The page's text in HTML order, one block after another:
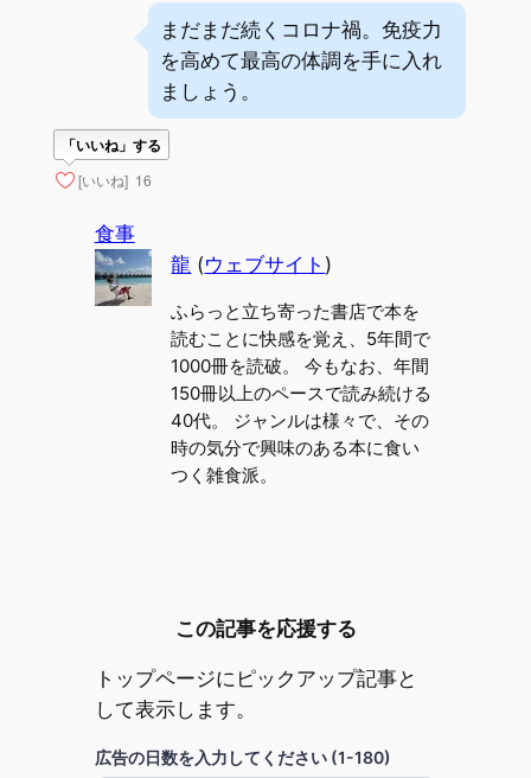
まだまだ続くコロナ禍。免疫力
を高めて最高の体調を手に入れ
ましょう。
「いいね」する
[いいね] 16
食事
龍 (ウェブサイト )
ふらっと立ち寄った書店で本を
読むことに快感を覚え、5年間で
1000冊を読破。 今もなお、年間
150冊以上のペースで読み続ける
40代。 ジャンルは様々で、その
時の気分で興味のある本に食い
つく雑食派。
この記事を応援する
トップページにピックアップ記事と
して表示します。
広告の日数を入力してください (1-180)